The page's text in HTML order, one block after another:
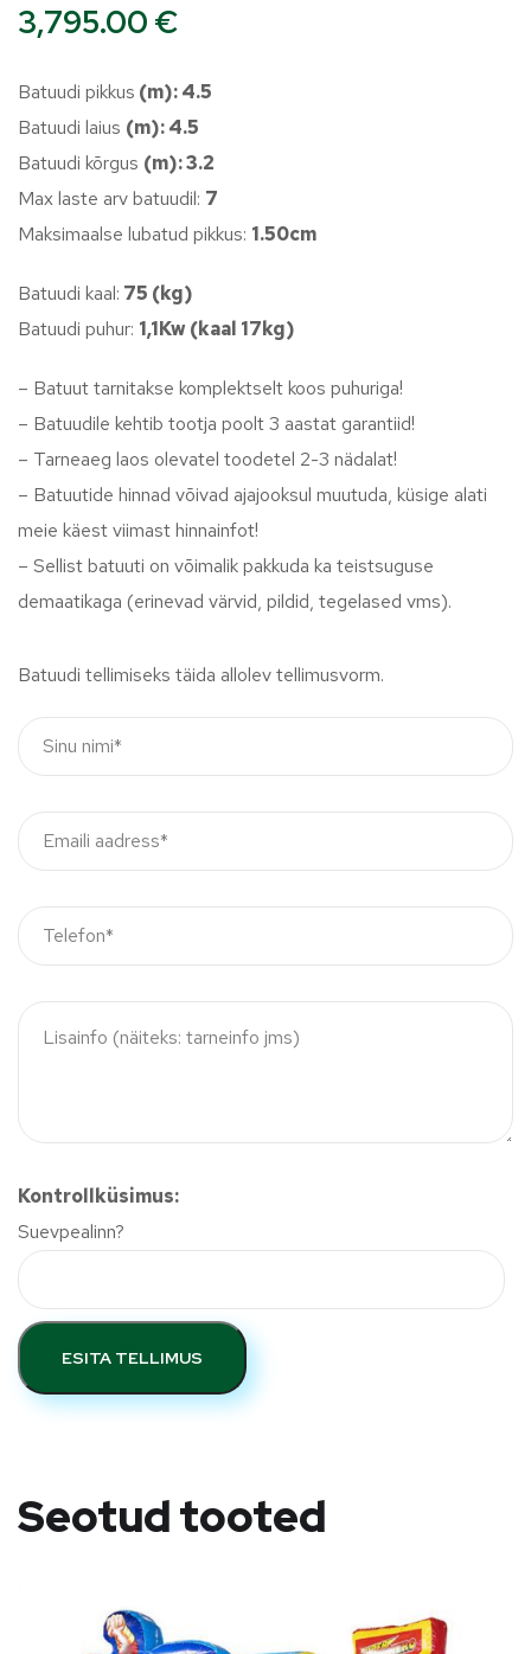
3,795.00 €
Batuudi pikkus (m): 4.5
Batuudi laius (m): 4.5
Batuudi kõrgus (m): 3.2
Max laste arv batuudil: 7
Maksimaalse lubatud pikkus: 1.50cm
Batuudi kaal: 75 (kg)
Batuudi puhur: 1,1Kw (kaal 17kg)
– Batuut tarnitakse komplektselt koos puhuriga!
– Batuudile kehtib tootja poolt 3 aastat garantiid!
– Tarneaeg laos olevatel toodetel 2-3 nädalat!
– Batuutide hinnad võivad ajajooksul muutuda, küsige alati
meie käest viimast hinnainfot!
– Sellist batuuti on võimalik pakkuda ka teistsuguse
demaatikaga (erinevad värvid, pildid, tegelased vms).
Batuudi tellimiseks täida allolev tellimusvorm.
Kontrollküsimus:
Suevpealinn?
ESITA TELLIMUS
Seotud tooted